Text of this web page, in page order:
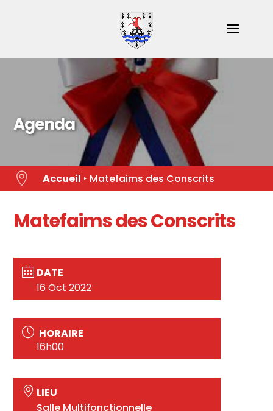
Agenda
 Accueil ‣ Matefaims des Conscrits
Matefaims des Conscrits
DATE
16 Oct 2022
HORAIRE
16h00
LIEU
Salle Multifonctionnelle